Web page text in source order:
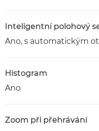
Inteligentní polohový
Ano, s automatickým
Histogram
Ano
Zoom při přehrávání